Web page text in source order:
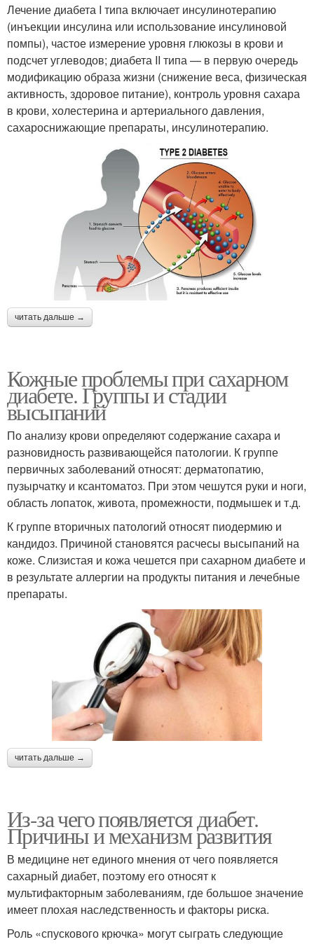
Лечение диабета I типа включает инсулинотерапию
(инъекции инсулина или использование инсулиновой
помпы), частое измерение уровня глюкозы в крови и
подсчет углеводов; диабета II типа — в первую очередь
модификацию образа жизни (снижение веса, физическая
активность, здоровое питание), контроль уровня сахара
в крови, холестерина и артериального давления,
сахароснижающие препараты, инсулинотерапию.
читать дальше →
Кожные проблемы при сахарном
диабете. Группы и стадии
высыпаний
По анализу крови определяют содержание сахара и
разновидность развивающейся патологии. К группе
первичных заболеваний относят: дерматопатию,
пузырчатку и ксантоматоз. При этом чешутся руки и ноги,
область лопаток, живота, промежности, подмышек и т.д.
К группе вторичных патологий относят пиодермию и
кандидоз. Причиной становятся расчесы высыпаний на
коже. Слизистая и кожа чешется при сахарном диабете и
в результате аллергии на продукты питания и лечебные
препараты.
читать дальше →
Из-за чего появляется диабет.
Причины и механизм развития
В медицине нет единого мнения от чего появляется
сахарный диабет, поэтому его относят к
мультифакторным заболеваниям, где большое значение
имеет плохая наследственность и факторы риска.
Роль «спускового крючка» могут сыграть следующие